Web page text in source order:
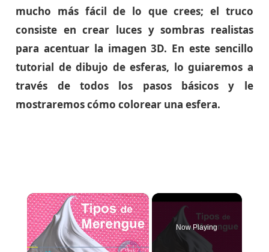
mucho más fácil de lo que crees; el truco
consiste en crear luces y sombras realistas
para acentuar la imagen 3D. En este sencillo
tutorial de dibujo de esferas, lo guiaremos a
través de todos los pasos básicos y le
mostraremos cómo colorear una esfera.
×
Now Playing